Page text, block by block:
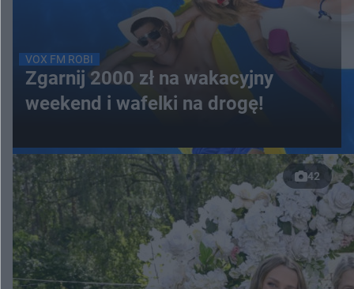
VOX FM ROBI
Zgarnij 2000 zł na wakacyjny
weekend i wafelki na drogę!
42